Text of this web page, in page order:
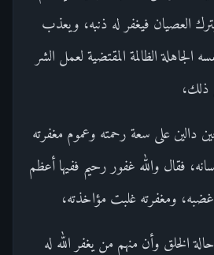
العصيان فيغفر له ذنبه، ويعذب
الجاهلة الظالمة المقتضية لعمل الشر
ذلك،
دالين على سعة رحمته وعموم مغفرته
فقال والله غفور رحيم ففيها أعظم
ومغفرته غلبت مؤاخذته،
الخلق وأن منهم من يغفر الله له